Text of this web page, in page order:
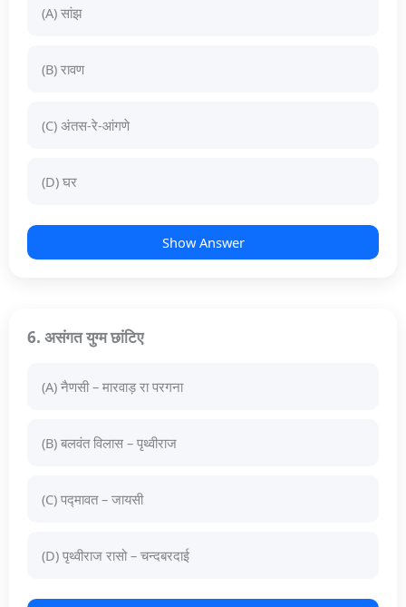
(A) सांझ
(B) रावण
(C) अंतस-रे-आंगणे
(D) घर
Show Answer
6. असंगत युग्म छांटिए
(A) नैणसी – मारवाड़ रा परगना
(B) बलवंत विलास – पृथ्वीराज
(C) पद्मावत – जायसी
(D) पृथ्वीराज रासो – चन्दबरदाई